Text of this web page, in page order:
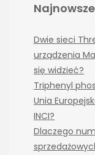
Dwie sieci
urządzenia
się widzieć?
Triphenyl
Unia
INCI?
Dlaczego